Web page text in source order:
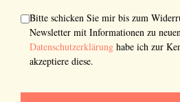
Bitte schicken Sie mir bis zum
Newsletter mit Informationen zu
Datenschutzerklärung habe ich zur
akzeptiere diese.